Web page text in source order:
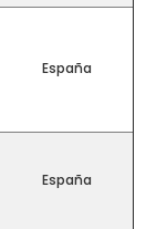
España
España